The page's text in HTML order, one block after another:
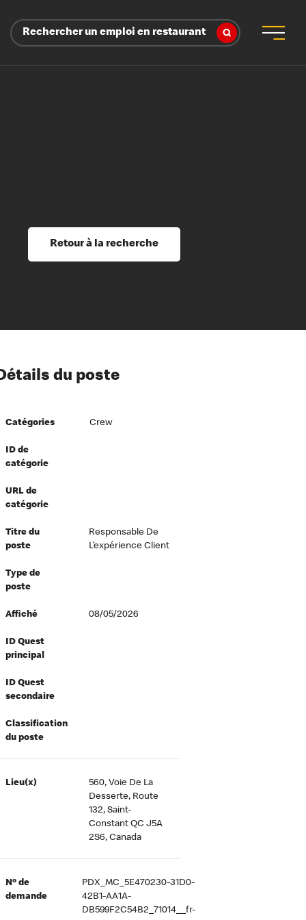
Rechercher un emploi en restaurant
et perfectionnement
du savoir
à l’égard de nos employés
directeurs
équité et inclusion
au travail
Retour à la recherche
du poste
Catégories Crew
ID de
catégorie
URL de
catégorie
Titre du
poste
Responsable De
L’expérience Client
Type de
poste
Affiché 08/05/2026
ID Quest
principal
ID Quest
secondaire
Classification
du poste
Lieu(x)
560, Voie De La
Desserte, Route
132, Saint-
Constant QC J5A
2S6, Canada
Nº de
demande
PDX_MC_5E470230-31D0-
42B1-AA1A-
DB599F2C54B2_71014__fr-